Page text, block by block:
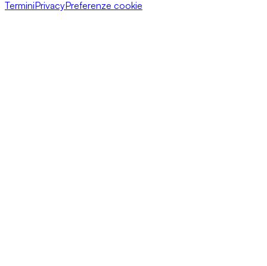
TerminiPrivacyPreferenze cookie